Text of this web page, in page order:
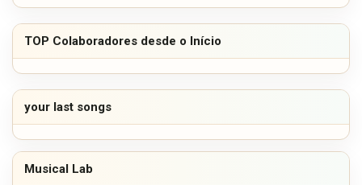
TOP Colaboradores desde o Início
your last songs
Musical Lab